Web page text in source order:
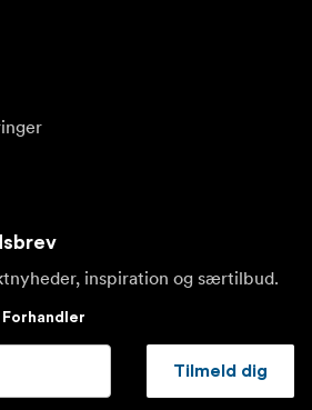
inspiration og særtilbud.
Forhandler
Tilmeld dig